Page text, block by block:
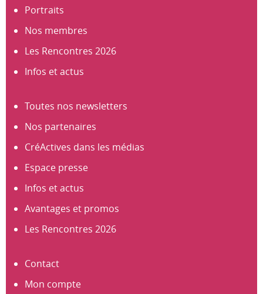
Portraits
Nos membres
Les Rencontres 2026
Infos et actus
Toutes nos newsletters
Nos partenaires
CréActives dans les médias
Espace presse
Infos et actus
Avantages et promos
Les Rencontres 2026
Contact
Mon compte